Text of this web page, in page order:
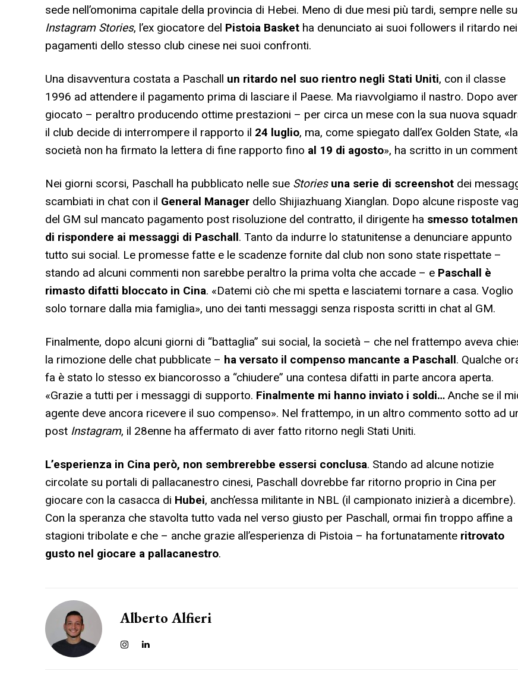
sede nell’omonima capitale della provincia di Hebei. Meno di due mesi più tardi, sempre nelle
Instagram Stories, l’ex giocatore del Pistoia Basket ha denunciato ai suoi followers il ritardo nei
pagamenti dello stesso club cinese nei suoi confronti.
Una disavventura costata a Paschall un ritardo nel suo rientro negli Stati Uniti, con il classe
1996 ad attendere il pagamento prima di lasciare il Paese. Ma riavvolgiamo il nastro. Dopo aver
giocato – peraltro producendo ottime prestazioni – per circa un mese con la sua nuova
il club decide di interrompere il rapporto il 24 luglio, ma, come spiegato dall’ex Golden State, «la
società non ha firmato la lettera di fine rapporto fino al 19 di agosto», ha scritto in un
Nei giorni scorsi, Paschall ha pubblicato nelle sue Stories una serie di screenshot dei
scambiati in chat con il General Manager dello Shijiazhuang Xianglan. Dopo alcune risposte
del GM sul mancato pagamento post risoluzione del contratto, il dirigente ha smesso
di rispondere ai messaggi di Paschall. Tanto da indurre lo statunitense a denunciare appunto
tutto sui social. Le promesse fatte e le scadenze fornite dal club non sono state rispettate –
stando ad alcuni commenti non sarebbe peraltro la prima volta che accade – e Paschall è
rimasto difatti bloccato in Cina. «Datemi ciò che mi spetta e lasciatemi tornare a casa. Voglio
solo tornare dalla mia famiglia», uno dei tanti messaggi senza risposta scritti in chat al GM.
Finalmente, dopo alcuni giorni di “battaglia” sui social, la società – che nel frattempo aveva
la rimozione delle chat pubblicate – ha versato il compenso mancante a Paschall. Qualche
fa è stato lo stesso ex biancorosso a “chiudere” una contesa difatti in parte ancora aperta.
«Grazie a tutti per i messaggi di supporto. Finalmente mi hanno inviato i soldi… Anche se il
agente deve ancora ricevere il suo compenso». Nel frattempo, in un altro commento sotto ad
post Instagram, il 28enne ha affermato di aver fatto ritorno negli Stati Uniti.
L’esperienza in Cina però, non sembrerebbe essersi conclusa. Stando ad alcune notizie
circolate su portali di pallacanestro cinesi, Paschall dovrebbe far ritorno proprio in Cina per
giocare con la casacca di Hubei, anch’essa militante in NBL (il campionato inizierà a dicembre).
Con la speranza che stavolta tutto vada nel verso giusto per Paschall, ormai fin troppo affine a
stagioni tribolate e che – anche grazie all’esperienza di Pistoia – ha fortunatamente ritrovato
gusto nel giocare a pallacanestro.
Alberto Alfieri